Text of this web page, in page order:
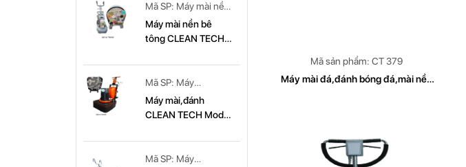
Mã SP: Máy mài nền
bê tông CLEAN
TECH Model: CT
Máy mài nền bê
tông CLEAN TECH
Mã SP: Máy
mài,đánh CLEAN
TECH Model: CT
Máy mài,đánh
CLEAN TECH Model
Mã SP: Máy
Mã sản phẩm: CT 379
Máy mài đá,đánh bóng đá,mài nền